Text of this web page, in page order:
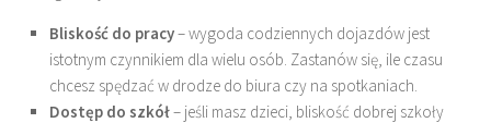
Bliskość do pracy– wygoda codziennych dojazdów jest
istotnym czynnikiem dla wielu osób. Zastanów się, ile czasu
chcesz spędzać w drodze do biura czy na spotkaniach.
Dostęp do szkół– jeśli masz dzieci, bliskość dobrej szkoły